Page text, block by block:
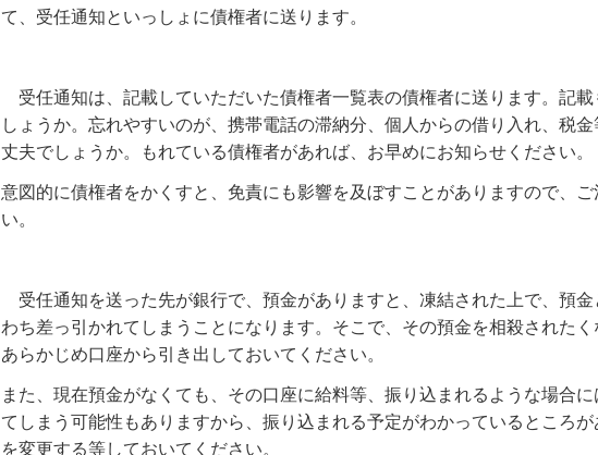
て、受任通知といっしょに債権者に送ります。
受任通知は、記載していただいた債権者一覧表の債権者に送ります。記載
しょうか。忘れやすいのが、携帯電話の滞納分、個人からの借り入れ、税
丈夫でしょうか。もれている債権者があれば、お早めにお知らせください。
意図的に債権者をかくすと、免責にも影響を及ぼすことがありますので、ご
い。
受任通知を送った先が銀行で、預金がありますと、凍結された上で、預金
わち差っ引かれてしまうことになります。そこで、その預金を相殺されたく
あらかじめ口座から引き出しておいてください。
また、現在預金がなくても、その口座に給料等、振り込まれるような場合
てしまう可能性もありますから、振り込まれる予定がわかっているところ
を変更する等しておいてください。